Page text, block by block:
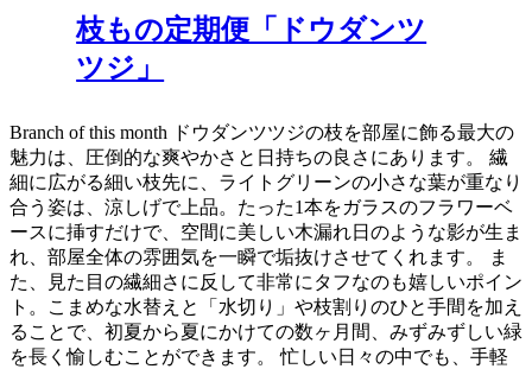
枝もの定期便「ドウダンツ
ツジ」
Branch of this month ドウダンツツジの枝を部屋に飾る最大の
魅力は、圧倒的な爽やかさと日持ちの良さにあります。 繊
細に広がる細い枝先に、ライトグリーンの小さな葉が重なり
合う姿は、涼しげで上品。たった1本をガラスのフラワーベ
ースに挿すだけで、空間に美しい木漏れ日のような影が生ま
れ、部屋全体の雰囲気を一瞬で垢抜けさせてくれます。 ま
た、見た目の繊細さに反して非常にタフなのも嬉しいポイン
ト。こまめな水替えと「水切り」や枝割りのひと手間を加え
ることで、初夏から夏にかけての数ヶ月間、みずみずしい緑
を長く愉しむことができます。 忙しい日々の中でも、手軽